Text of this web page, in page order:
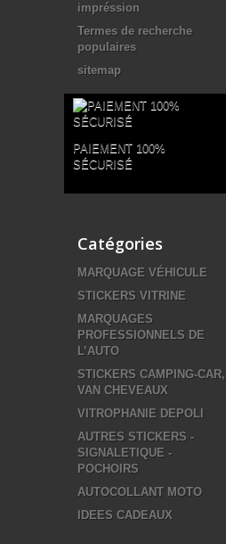
impréssion
Termes de recherche
populaires
sitemap
PAIEMENT 100%
SÉCURISÉ
Catégories
MARQUAGE VÉHICULE
STICKERS VITRINE
MARQUAGES
PROFESSIONNELS DE
L’AUTO
STICKERS CAMPING-CAR,
VAN CHEVEAUX
VITROPHANIE DEPOLI
AUTRES STICKERS -
SIGNALETIQUE -
POCHOIRS
AUTOCOLLANT MOTO
IDEES CADEAUX